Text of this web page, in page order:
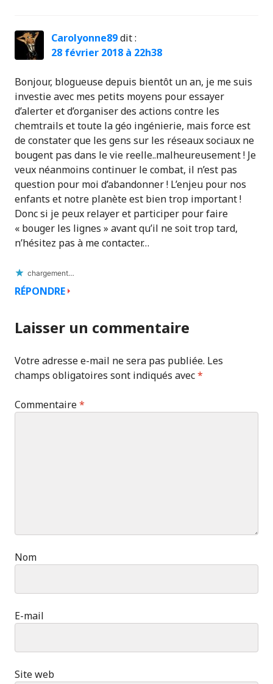
Carolyonne89dit :
28 février 2018 à 22h38
Bonjour, blogueuse depuis bientôt un an, je me suis
investie avec mes petits moyens pour essayer
d’alerter et d’organiser des actions contre les
chemtrails et toute la géo ingénierie, mais force est
de constater que les gens sur les réseaux sociaux ne
bougent pas dans le vie reelle..malheureusement ! Je
veux néanmoins continuer le combat, il n’est pas
question pour moi d’abandonner ! L’enjeu pour nos
enfants et notre planète est bien trop important !
Donc si je peux relayer et participer pour faire
« bouger les lignes » avant qu’il ne soit trop tard,
n’hésitez pas à me contacter…
chargement…
RÉPONDRE
Laisser un commentaire
Votre adresse e-mail ne sera pas publiée. Les
champs obligatoires sont indiqués avec*
Commentaire*
Nom
E-mail
Site web